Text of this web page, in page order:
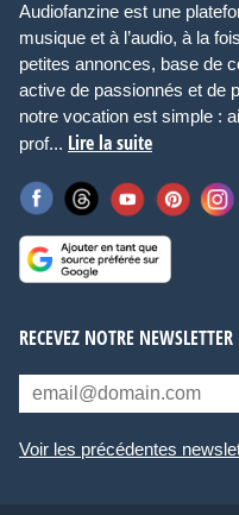
Audiofanzine est une
musique et à l’audio, à la
petites annonces, base de
active de passionnés et de
notre vocation est simple :
prof... Lire la suite
RECEVEZ NOTRE
Voir les précédentes